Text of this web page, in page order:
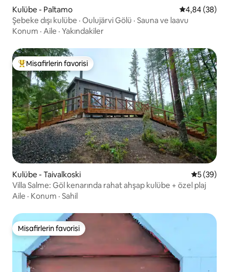
Kulübe - Paltamo 5 üzerinden
4,84 (38)
Şebeke dışı kulübe · Oulujärvi Gölü · Sauna ve laavu
Konum · Aile · Yakındakiler
Misafirlerin favorilerinden en beğenilenler arasında
Misafirlerin favorisi
Kulübe - Taivalkoski 55 (39)
Villa Salme: Göl kenarında rahat ahşap kulübe + özel plaj
Aile · Konum · Sahil
Misafirlerin favorisi
Misafirlerin favorisi